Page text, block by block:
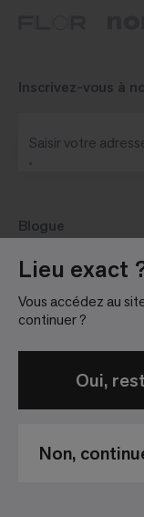
Lieu exact
Vous accédez au
continuer ?
Oui,
Non,
Blogue
À propos de nous
Sites
Inscrivez-vous à
Saisir votre
Politique de